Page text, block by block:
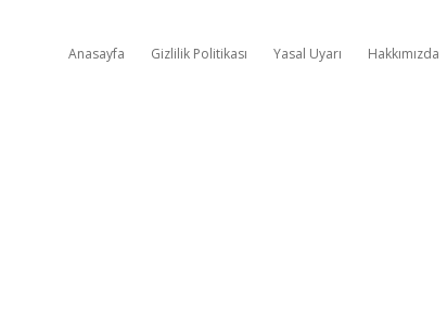
Anasayfa Gizlilik Politikası Yasal Uyarı Hakkımızda